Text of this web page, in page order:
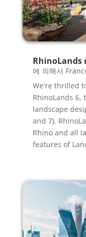
RhinoLands
에 의해서
We're thrilled
RhinoLands 6,
landscape
and 7).
Rhino and all
features of